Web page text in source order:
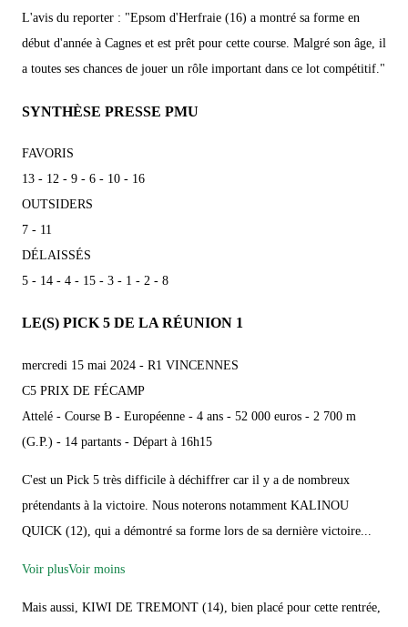
L'avis du reporter : "Epsom d'Herfraie (16) a montré sa forme en
début d'année à Cagnes et est prêt pour cette course. Malgré son âge, il
a toutes ses chances de jouer un rôle important dans ce lot compétitif."
SYNTHÈSE PRESSE PMU
FAVORIS
13 - 12 - 9 - 6 - 10 - 16
OUTSIDERS
7 - 11
DÉLAISSÉS
5 - 14 - 4 - 15 - 3 - 1 - 2 - 8
LE(S) PICK 5 DE LA RÉUNION 1
mercredi 15 mai 2024 - R1 VINCENNES
C5 PRIX DE FÉCAMP
Attelé - Course B - Européenne - 4 ans - 52 000 euros - 2 700 m
(G.P.) - 14 partants - Départ à 16h15
C'est un Pick 5 très difficile à déchiffrer car il y a de nombreux
prétendants à la victoire. Nous noterons notamment KALINOU
QUICK (12), qui a démontré sa forme lors de sa dernière victoire...
Voir plusVoir moins
Mais aussi, KIWI DE TREMONT (14), bien placé pour cette rentrée,